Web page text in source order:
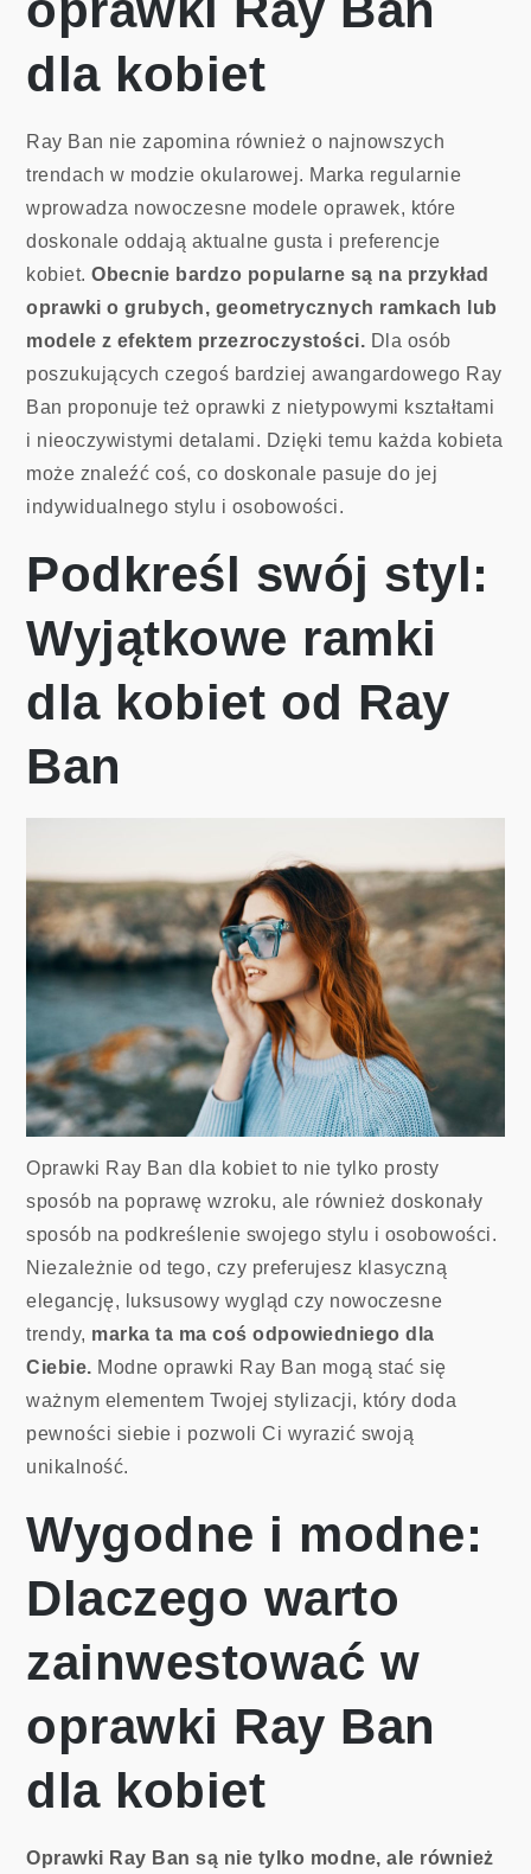
dla kobiet
Ray Ban nie zapomina również o najnowszych
trendach w modzie okularowej. Marka regularnie
wprowadza nowoczesne modele oprawek, które
doskonale oddają aktualne gusta i preferencje
kobiet.Obecnie bardzo popularne są na przykład
oprawki o grubych, geometrycznych ramkach lub
modele z efektem przezroczystości. Dla osób
poszukujących czegoś bardziej awangardowego Ray
Ban proponuje też oprawki z nietypowymi kształtami
i nieoczywistymi detalami. Dzięki temu każda kobieta
może znaleźć coś, co doskonale pasuje do jej
indywidualnego stylu i osobowości.
Podkreśl swój styl:
Wyjątkowe ramki
dla kobiet od Ray
Ban
Oprawki Ray Ban dla kobiet to nie tylko prosty
sposób na poprawę wzroku, ale również doskonały
sposób na podkreślenie swojego stylu i osobowości.
Niezależnie od tego, czy preferujesz klasyczną
elegancję, luksusowy wygląd czy nowoczesne
trendy, marka ta ma coś odpowiedniego dla
Ciebie. Modne oprawki Ray Ban mogą stać się
ważnym elementem Twojej stylizacji, który doda
pewności siebie i pozwoli Ci wyrazić swoją
unikalność.
Wygodne i modne:
Dlaczego warto
zainwestować w
oprawki Ray Ban
dla kobiet
Oprawki Ray Ban są nie tylko modne, ale również